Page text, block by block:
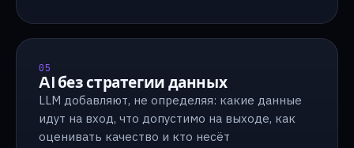
05
AI без стратегии данных
LLM добавляют, не определяя: какие данные
идут на вход, что допустимо на выходе, как
оценивать качество и кто несёт